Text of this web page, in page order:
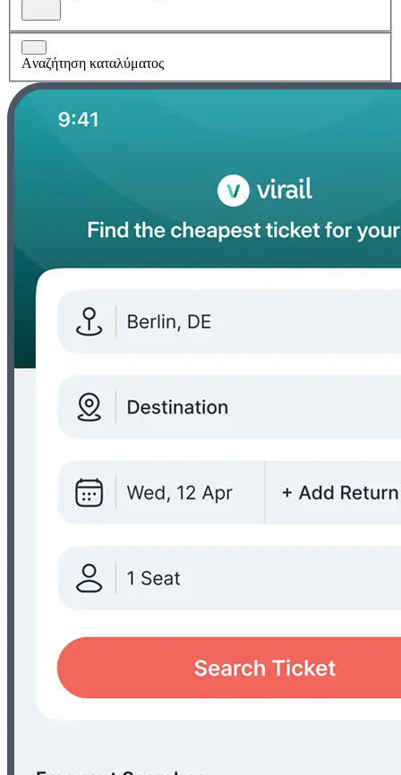
Aναζήτηση καταλύματος